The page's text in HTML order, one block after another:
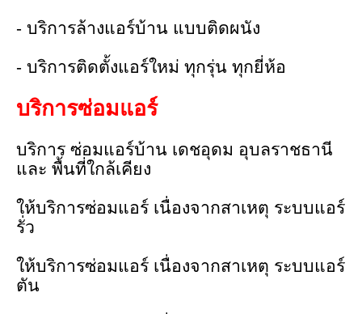
- บริการล้างแอร์บ้าน แบบติดผนัง
- บริการติดตั้งแอร์ใหม่ ทุกรุ่น ทุกยี่ห้อ
บริการซ่อมแอร์
บริการ ซ่อมแอร์บ้าน เดชอุดม อุบลราชธานี
และ พื้นที่ใกล้เคียง
ให้บริการซ่อมแอร์ เนื่องจากสาเหตุ ระบบแอร์
รั่ว
ให้บริการซ่อมแอร์ เนื่องจากสาเหตุ ระบบแอร์
ตัน